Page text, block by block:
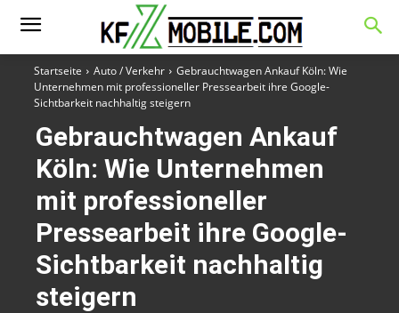
Startseite Auto / Verkehr
Gebrauchtwagen Ankauf Köln: Wie
Unternehmen mit professioneller Pressearbeit ihre Google-
Sichtbarkeit nachhaltig steigern
Gebrauchtwagen Ankauf
Köln: Wie Unternehmen
mit professioneller
Pressearbeit ihre Google-
Sichtbarkeit nachhaltig
steigern